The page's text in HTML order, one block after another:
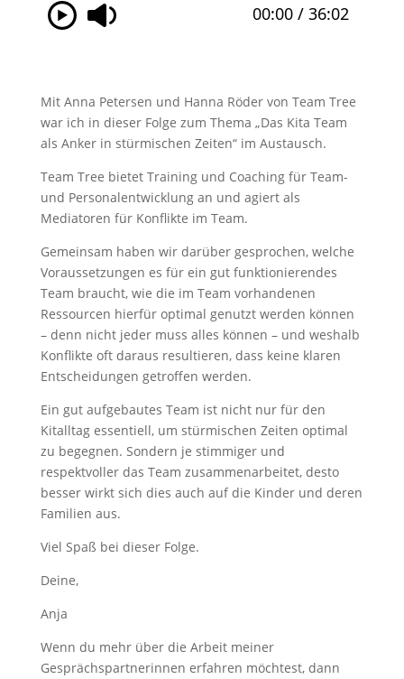
Mit Anna Petersen und Hanna Röder von Team Tree
war ich in dieser Folge zum Thema „Das Kita Team
als Anker in stürmischen Zeiten“ im Austausch.
Team Tree bietet Training und Coaching für Team-
und Personalentwicklung an und agiert als
Mediatoren für Konflikte im Team.
Gemeinsam haben wir darüber gesprochen, welche
Voraussetzungen es für ein gut funktionierendes
Team braucht, wie die im Team vorhandenen
Ressourcen hierfür optimal genutzt werden können
– denn nicht jeder muss alles können – und weshalb
Konflikte oft daraus resultieren, dass keine klaren
Entscheidungen getroffen werden.
Ein gut aufgebautes Team ist nicht nur für den
Kitalltag essentiell, um stürmischen Zeiten optimal
zu begegnen. Sondern je stimmiger und
respektvoller das Team zusammenarbeitet, desto
besser wirkt sich dies auch auf die Kinder und deren
Familien aus.
Viel Spaß bei dieser Folge.
Deine,
Anja
Wenn du mehr über die Arbeit meiner
Gesprächspartnerinnen erfahren möchtest, dann